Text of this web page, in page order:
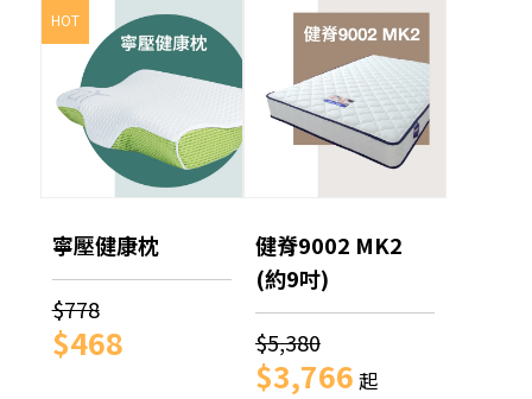
HOT
寧壓健康枕
$778
$468
健脊9002 MK2
(約9吋)
$5,380
$3,766 起